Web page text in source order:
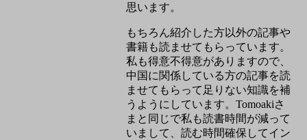
思います。
もちろん紹介した方以外の記事や
書籍も読ませてもらっています。
私も得意不得意がありますので、
中国に関係している方の記事を読
ませてもらって足りない知識を補
うようにしています。Tomoakiさ
まと同じで私も読書時間が減って
いまして、読む時間確保してイン